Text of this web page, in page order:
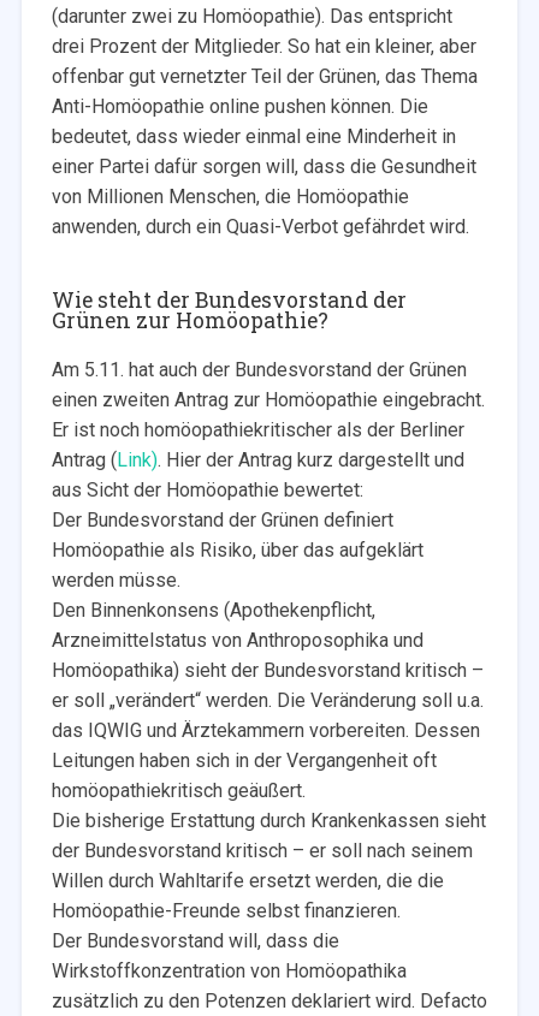
(darunter zwei zu Homöopathie). Das entspricht
drei Prozent der Mitglieder. So hat ein kleiner, aber
offenbar gut vernetzter Teil der Grünen, das Thema
Anti-Homöopathie online pushen können. Die
bedeutet, dass wieder einmal eine Minderheit in
einer Partei dafür sorgen will, dass die Gesundheit
von Millionen Menschen, die Homöopathie
anwenden, durch ein Quasi-Verbot gefährdet wird.
Wie steht der Bundesvorstand der
Grünen zur Homöopathie?
Am 5.11. hat auch der Bundesvorstand der Grünen
einen zweiten Antrag zur Homöopathie eingebracht.
Er ist noch homöopathiekritischer als der Berliner
Antrag (Link). Hier der Antrag kurz dargestellt und
aus Sicht der Homöopathie bewertet:
Der Bundesvorstand der Grünen definiert
Homöopathie als Risiko, über das aufgeklärt
werden müsse.
Den Binnenkonsens (Apothekenpflicht,
Arzneimittelstatus von Anthroposophika und
Homöopathika) sieht der Bundesvorstand kritisch –
er soll „verändert“ werden. Die Veränderung soll u.a.
das IQWIG und Ärztekammern vorbereiten. Dessen
Leitungen haben sich in der Vergangenheit oft
homöopathiekritisch geäußert.
Die bisherige Erstattung durch Krankenkassen sieht
der Bundesvorstand kritisch – er soll nach seinem
Willen durch Wahltarife ersetzt werden, die die
Homöopathie-Freunde selbst finanzieren.
Der Bundesvorstand will, dass die
Wirkstoffkonzentration von Homöopathika
zusätzlich zu den Potenzen deklariert wird. Defacto